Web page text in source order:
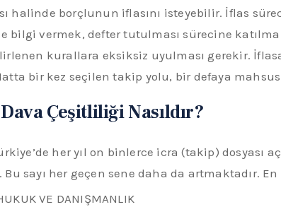
halinde borçlunun iflasını isteyebilir. İflas
bilgi vermek, defter tutulması sürecine
kurallara eksiksiz uyulması gerekir.
bir kez seçilen takip yolu, bir defaya
Çeşitliliği Nasıldır?
her yıl on binlerce icra (takip)
sayı her geçen sene daha da artmaktadır.